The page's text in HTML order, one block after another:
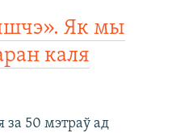
Як мы
каля
50 мэтраў ад